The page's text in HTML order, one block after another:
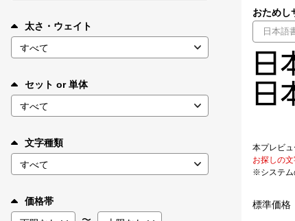
お問い合わせ
太さ・ウェイト
セット or 単体
文字種類
価格帯
おためし
本プレビ
お探しの
※システム
標準価格